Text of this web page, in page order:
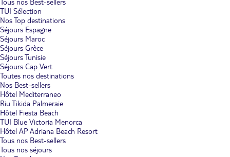
Tous nos Best-sellers
TUI Sélection
Nos Top destinations
Séjours Espagne
Séjours Maroc
Séjours Grèce
Séjours Tunisie
Séjours Cap Vert
Toutes nos destinations
Nos Best-sellers
Hôtel Mediterraneo
Riu Tikida Palmeraie
Hôtel Fiesta Beach
TUI Blue Victoria Menorca
Hôtel AP Adriana Beach Resort
Tous nos Best-sellers
Tous nos séjours